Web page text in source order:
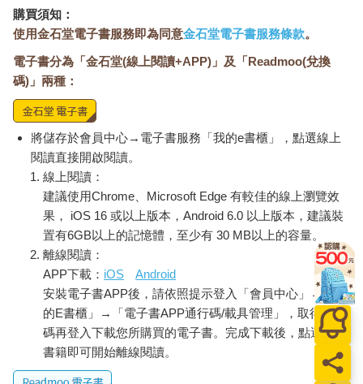
購買須知：
使用金石堂電子書服務即為同意金石堂電子書服務條款。
電子書分為「金石堂(線上閱讀+APP)」及「Readmoo(兌換
碼)」兩種：
將儲存於會員中心→電子書服務「我的e書櫃」，點選線上
閱讀直接開啟閱讀。
線上閱讀：
建議使用Chrome、Microsoft Edge 有較佳的線上瀏覽效
果， iOS 16 或以上版本，Android 6.0 以上版本，建議裝
置有6GB以上的記憶體，至少有 30 MB以上的容量。
離線閱讀：
APP下載： iOS
Android
安裝電子書APP後，請依照提示登入「會員中心」→「我
的E書櫃」→「電子書APP通行碼/載具管理」，取得通行
碼再登入下載您所購買的電子書。完成下載後，點選任一
書籍即可開始離線閱讀。